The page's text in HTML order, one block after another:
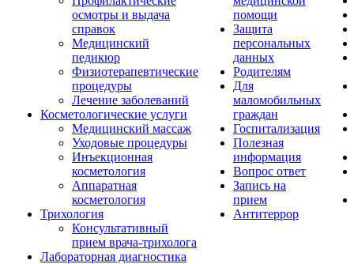
осмотры и выдача
справок
Медицинский
педикюр
Физиотерапевтические
процедуры
Лечение заболеваний
Косметологические услуги
Медицинский массаж
Уходовые процедуры
Инъекционная
косметология
Аппаратная
косметология
Трихология
Консультативный
прием врача-трихолога
Лабораторная диагностика
помощи
Защита
персональных
данных
Родителям
Для
маломобильных
граждан
Госпитализация
Полезная
информация
Вопрос ответ
Запись на
прием
Антитеррор